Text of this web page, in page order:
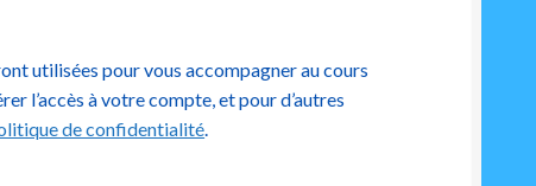
utilisées pour vous accompagner au cours
l’accès à votre compte, et pour d’autres
de confidentialité.